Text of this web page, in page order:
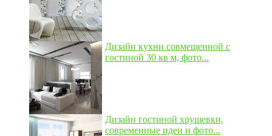
Дизайн кухни совмещенной с
гостиной 30 кв м, фото...
Дизайн гостиной хрущевки,
современные идеи и фото...